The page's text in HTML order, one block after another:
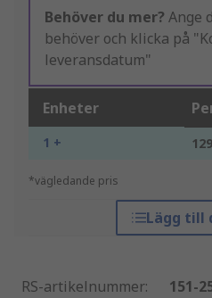
Behöver du mer? Ange
behöver och klicka på
leveransdatum"
Enheter
1 +
*vägledande pris
Lägg till
RS-artikelnummer:
151-